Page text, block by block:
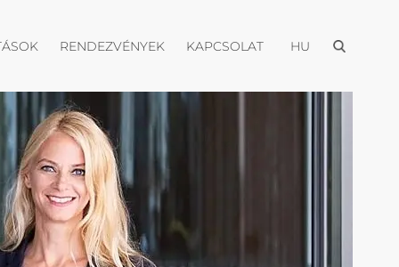
Menü megnyitása
RENDEZVÉNYEK Menü megnyitása
KAPCSOLATMenü megnyitása
HU Menü